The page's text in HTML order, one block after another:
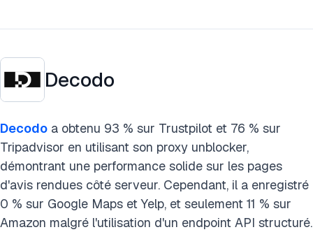
Decodo
Decodo a obtenu 93 % sur Trustpilot et 76 % sur
Tripadvisor en utilisant son proxy unblocker,
démontrant une performance solide sur les pages
d'avis rendues côté serveur. Cependant, il a enregistré
0 % sur Google Maps et Yelp, et seulement 11 % sur
Amazon malgré l'utilisation d'un endpoint API structuré.